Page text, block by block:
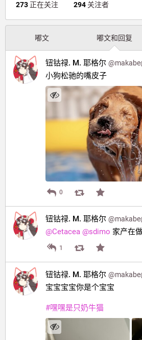
273 正在关注 294 关注者
嘟文 嘟文和回复
钮钴禄. M. 耶格尔 @
小狗松驰的嘴皮子
0
钮钴禄. M. 耶格尔 @
@Cetacea @sdimo 家产在
1
钮钴禄. M. 耶格尔 @
宝宝宝宝你是个宝宝
#嘿嘿是只奶牛猫